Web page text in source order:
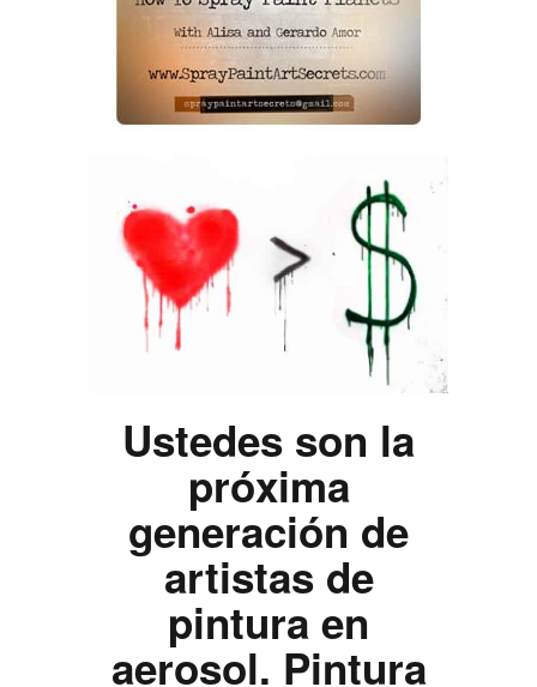
Ustedes son la
próxima
generación de
artistas de
pintura en
aerosol. Pintura